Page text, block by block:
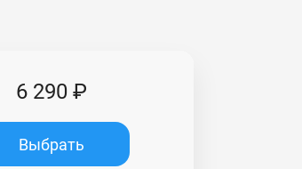
6 290 ₽
Выбрать